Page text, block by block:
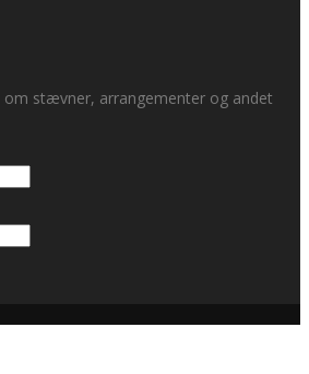
om stævner, arrangementer og andet